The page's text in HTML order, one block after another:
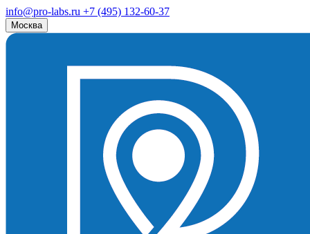
info@pro-labs.ru +7 (495) 132-60-37
Москва